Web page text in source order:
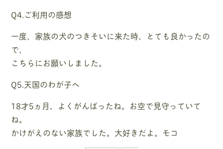
Q4.ご利用の感想
一度、家族の犬のつきそいに来た時、とても良かったの
で、
こちらにお願いしました。
Q5.天国のわが子へ
18才5ヵ月、よくがんばったね。お空で見守っていて
ね。
かけがえのない家族でした。大好きだよ。モコ